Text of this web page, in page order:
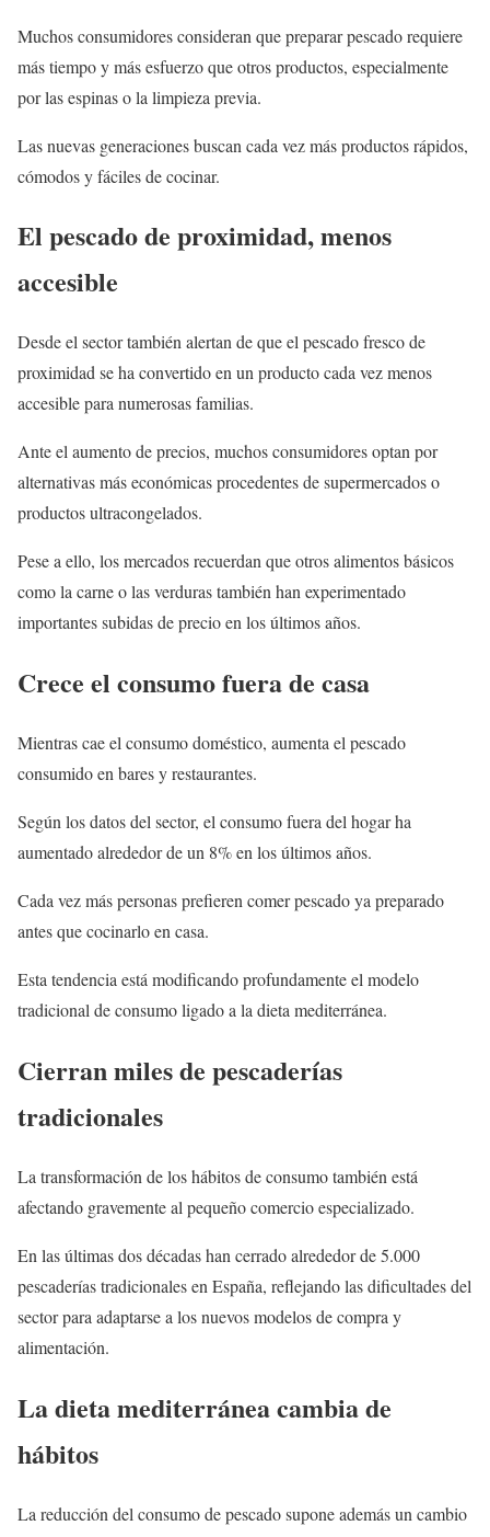
Muchos consumidores consideran que preparar pescado requiere
más tiempo y más esfuerzo que otros productos, especialmente
por las espinas o la limpieza previa.
Las nuevas generaciones buscan cada vez más productos rápidos,
cómodos y fáciles de cocinar.
El pescado de proximidad, menos
accesible
Desde el sector también alertan de que el pescado fresco de
proximidad se ha convertido en un producto cada vez menos
accesible para numerosas familias.
Ante el aumento de precios, muchos consumidores optan por
alternativas más económicas procedentes de supermercados o
productos ultracongelados.
Pese a ello, los mercados recuerdan que otros alimentos básicos
como la carne o las verduras también han experimentado
importantes subidas de precio en los últimos años.
Crece el consumo fuera de casa
Mientras cae el consumo doméstico, aumenta el pescado
consumido en bares y restaurantes.
Según los datos del sector, el consumo fuera del hogar ha
aumentado alrededor de un 8% en los últimos años.
Cada vez más personas prefieren comer pescado ya preparado
antes que cocinarlo en casa.
Esta tendencia está modificando profundamente el modelo
tradicional de consumo ligado a la dieta mediterránea.
Cierran miles de pescaderías
tradicionales
La transformación de los hábitos de consumo también está
afectando gravemente al pequeño comercio especializado.
En las últimas dos décadas han cerrado alrededor de 5.000
pescaderías tradicionales en España, reflejando las dificultades del
sector para adaptarse a los nuevos modelos de compra y
alimentación.
La dieta mediterránea cambia de
hábitos
La reducción del consumo de pescado supone además un cambio